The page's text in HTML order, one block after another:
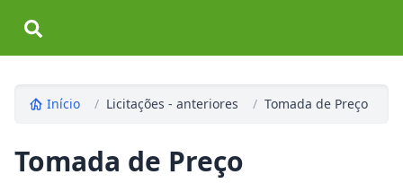
Início / Licitações - anteriores / Tomada de Preço
Tomada de Preço